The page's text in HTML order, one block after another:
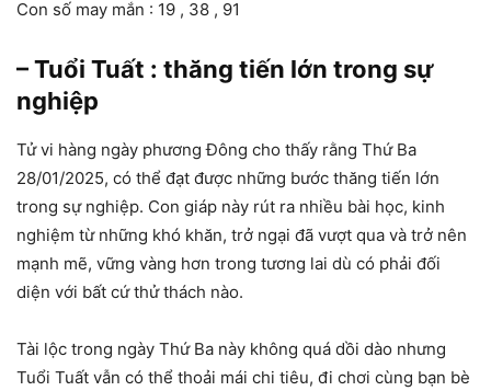
Con số may mắn : 19 , 38 , 91
– Tuổi Tuất : thăng tiến lớn trong sự
nghiệp
Tử vi hàng ngày phương Đông cho thấy rằng Thứ Ba
28/01/2025, có thể đạt được những bước thăng tiến lớn
trong sự nghiệp. Con giáp này rút ra nhiều bài học, kinh
nghiệm từ những khó khăn, trở ngại đã vượt qua và trở nên
mạnh mẽ, vững vàng hơn trong tương lai dù có phải đối
diện với bất cứ thử thách nào.
Tài lộc trong ngày Thứ Ba này không quá dồi dào nhưng
Tuổi Tuất vẫn có thể thoải mái chi tiêu, đi chơi cùng bạn bè